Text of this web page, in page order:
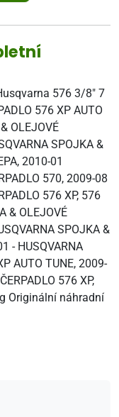
576 3/8" 7
576 XP AUTO
OLEJOVÉ
SPOJKA &
2010-01
570, 2009-08
576 XP, 576
& OLEJOVÉ
SPOJKA &
- HUSQVARNA
AUTO TUNE, 2009-
576 XP,
Originální náhradní
s.r.o. - Kontaktní údaje